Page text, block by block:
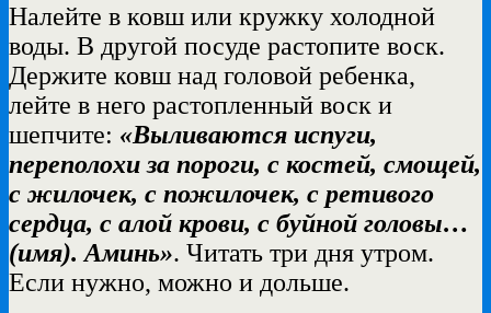
Налейте в ковш или кружку холодной
воды. В другой посуде растопите воск.
Держите ковш над головой ребенка,
лейте в него растопленный воск и
шепчите: «Выливаются испуги,
переполохи за пороги, с костей, смощей,
с жилочек, с пожилочек, с ретивого
сердца, с алой крови, с буйной головы…
(имя). Аминь». Читать три дня утром.
Если нужно, можно и дольше.